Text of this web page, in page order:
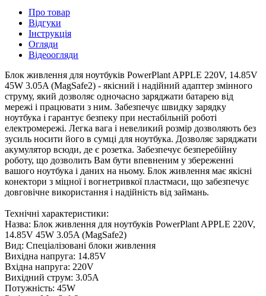
Про товар
Відгуки
Інструкція
Огляди
Відеоогляди
Блок живлення для ноутбуків PowerPlant APPLE 220V, 14.85V
45W 3.05A (MagSafe2) - якісний і надійний адаптер змінного
струму, який дозволяє одночасно заряджати батарею від
мережі і працювати з ним. Забезпечує швидку зарядку
ноутбука і гарантує безпеку при нестабільній роботі
електромережі. Легка вага і невеликий розмір дозволяють без
зусиль носити його в сумці для ноутбука. Дозволяє заряджати
акумулятор всюди, де є розетка. Забезпечує безперебійну
роботу, що дозволить Вам бути впевненим у збереженні
вашого ноутбука і даних на ньому. Блок живлення має якісні
конектори з міцної і вогнетривкої пластмаси, що забезпечує
довговічне використання і надійність від займань.
Технічні характеристики:
Назва: Блок живлення для ноутбуків PowerPlant APPLE 220V,
14.85V 45W 3.05A (MagSafe2)
Вид: Спеціалізовані блоки живлення
Вихідна напруга: 14.85V
Вхідна напруга: 220V
Вихідний струм: 3.05A
Потужність: 45W